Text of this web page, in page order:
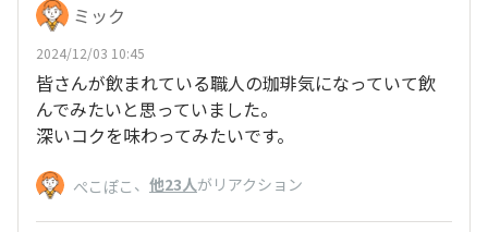
ミック
2024/12/03 10:45
皆さんが飲まれている職人の珈琲気になっていて飲
んでみたいと思っていました。
深いコクを味わってみたいです。
ぺこぽこ 、 他23人がリアクション